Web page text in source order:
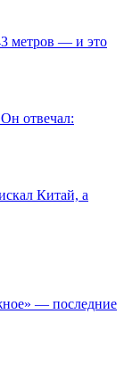
метров — и это
отвечал:
Китай, а
— последние